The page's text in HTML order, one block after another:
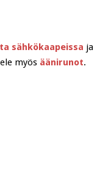
sähkökaapeissa ja
myös äänirunot.